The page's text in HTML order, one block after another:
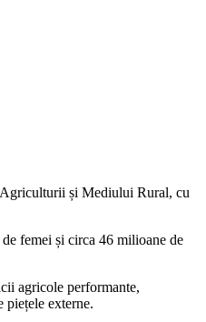
și Mediului Rural, cu
femei și circa 46 milioane de
agricole performante,
piețele externe.